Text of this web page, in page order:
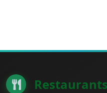
Restaurants